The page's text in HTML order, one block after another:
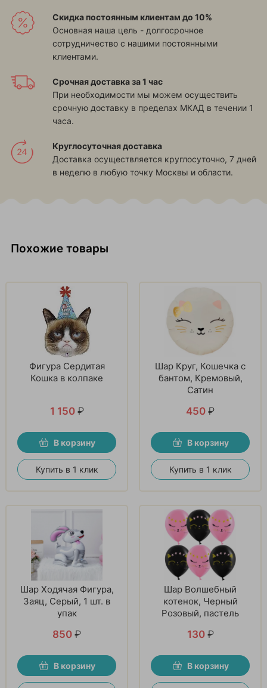
Скидка постоянным клиентам до 10%
Основная наша цель - долгосрочное
сотрудничество с нашими постоянными
клиентами.
Срочная доставка за 1 час
При необходимости мы можем осуществить
срочную доставку в пределах МКАД в течении 1
часа.
Круглосуточная доставка
Доставка осуществляется круглосуточно, 7 дней
в неделю в любую точку Москвы и области.
Похожие товары
Фигура Сердитая
Кошка в колпаке
1 150 ₽
В корзину
Купить в 1 клик
Шар Круг, Кошечка с
бантом, Кремовый,
Сатин
450 ₽
В корзину
Купить в 1 клик
Шар Ходячая Фигура,
Заяц, Серый, 1 шт. в
упак
850 ₽
В корзину
Шар Волшебный
котенок, Черный
Розовый, пастель
130 ₽
В корзину